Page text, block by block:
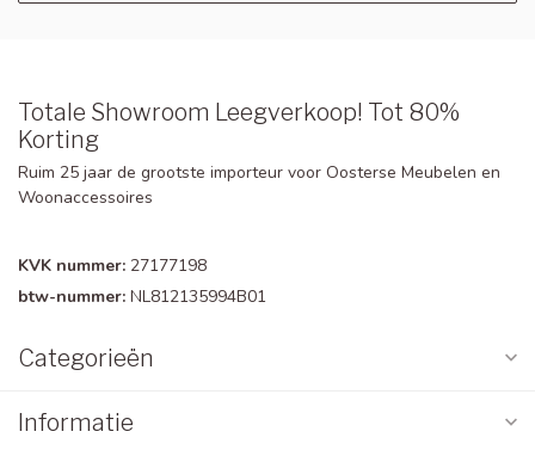
Totale Showroom Leegverkoop! Tot 80%
Korting
Ruim 25 jaar de grootste importeur voor Oosterse Meubelen en
Woonaccessoires
KVK nummer: 27177198
btw-nummer: NL812135994B01
Categorieën
Informatie